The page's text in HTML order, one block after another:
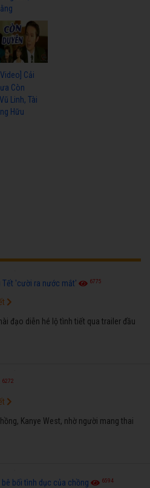
Video] Cải
Còn
Linh, Tài
Hữu
Tết 'cười ra nước mắt' 6775
đạo diễn hé lộ tình tiết qua trailer đầu
6272
Kanye West, nhờ người mang thai
bối tình dục của chồng 6594